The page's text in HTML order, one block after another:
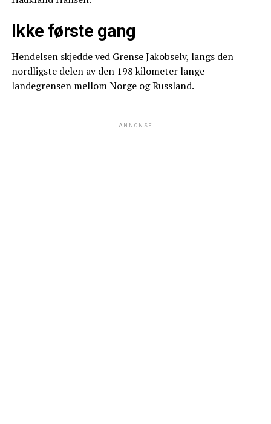
Ikke første gang
Hendelsen skjedde ved Grense Jakobselv, langs den
nordligste delen av den 198 kilometer lange
landegrensen mellom Norge og Russland.
ANNONSE